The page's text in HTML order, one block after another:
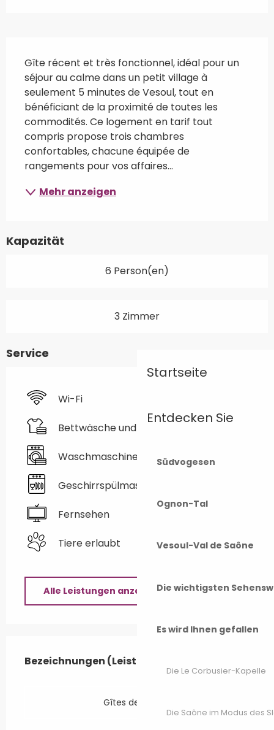
Startseite
Entdecken Sie
Südvogesen
Ognon-Tal
Vesoul-Val de Saône
Die wichtigsten
Es wird Ihnen gefallen
Die Le Corbusier-Kapelle
Die Saône im Modus des
Gîte récent et très fonctionnel, idéal pour un
séjour au calme dans un petit village à
seulement 5 minutes de Vesoul, tout en
bénéficiant de la proximité de toutes les
commodités. Ce logement en tarif tout
compris propose trois chambres
confortables, chacune équipée de
rangements pour vos affaires...
Mehr anzeigen
Kapazität
6 Person(en)
3 Zimmer
Service
Wi-Fi
Bettwäsche und Laken
Waschmaschine
Geschirrspülmaschine
Fernsehen
Tiere erlaubt
Alle Leistungen anzeigen
Bezeichnungen (Leistungsmerkmale)
Bezeichnungen (Leistungsmerkmale)
Gîtes de France